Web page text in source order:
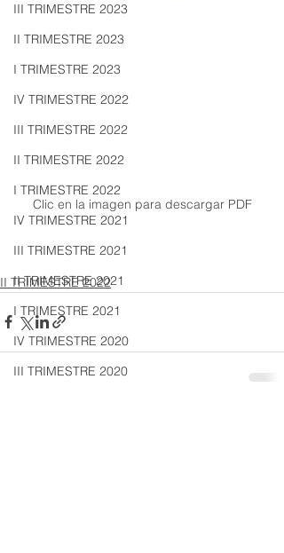
III TRIMESTRE 2023
II TRIMESTRE 2023
I TRIMESTRE 2023
IV TRIMESTRE 2022
III TRIMESTRE 2022
II TRIMESTRE 2022
I TRIMESTRE 2022
IV TRIMESTRE 2021
III TRIMESTRE 2021
II TRIMESTRE 2021
I TRIMESTRE 2021
IV TRIMESTRE 2020
III TRIMESTRE 2020
Clic en la imagen para descargar PDF
II TRIMESTRE 2022